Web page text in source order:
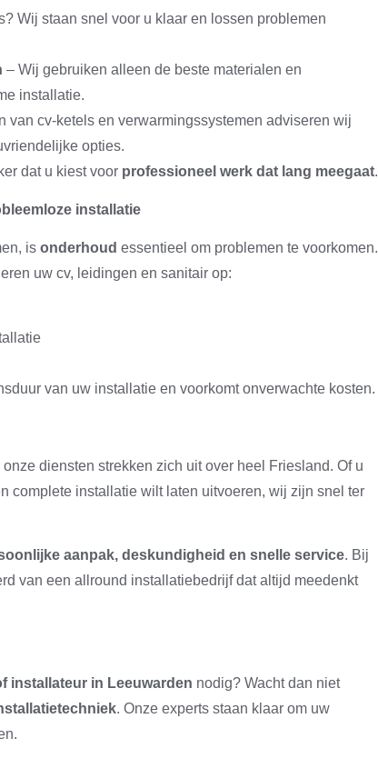
Wij staan snel voor u klaar en lossen problemen
– Wij gebruiken alleen de beste materialen en
installatie.
van cv-ketels en verwarmingssystemen adviseren wij
opties.
dat u kiest voor professioneel werk dat lang meegaat.
installatie
is onderhoud essentieel om problemen te voorkomen.
uw cv, leidingen en sanitair op:
van uw installatie en voorkomt onverwachte kosten.
onze diensten strekken zich uit over heel Friesland. Of u
complete installatie wilt laten uitvoeren, wij zijn snel ter
aanpak, deskundigheid en snelle service. Bij
van een allround installatiebedrijf dat altijd meedenkt
installateur in Leeuwarden nodig? Wacht dan niet
. Onze experts staan klaar om uw